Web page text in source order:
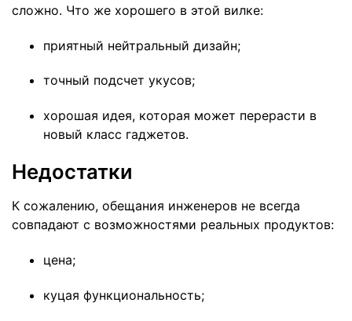
сложно. Что же хорошего в этой вилке:
приятный нейтральный дизайн;
точный подсчет укусов;
хорошая идея, которая может перерасти в
новый класс гаджетов.
Недостатки
К сожалению, обещания инженеров не всегда
совпадают с возможностями реальных продуктов:
цена;
куцая функциональность;